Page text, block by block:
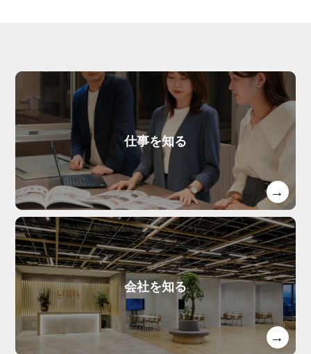
仕事を知る
会社を知る